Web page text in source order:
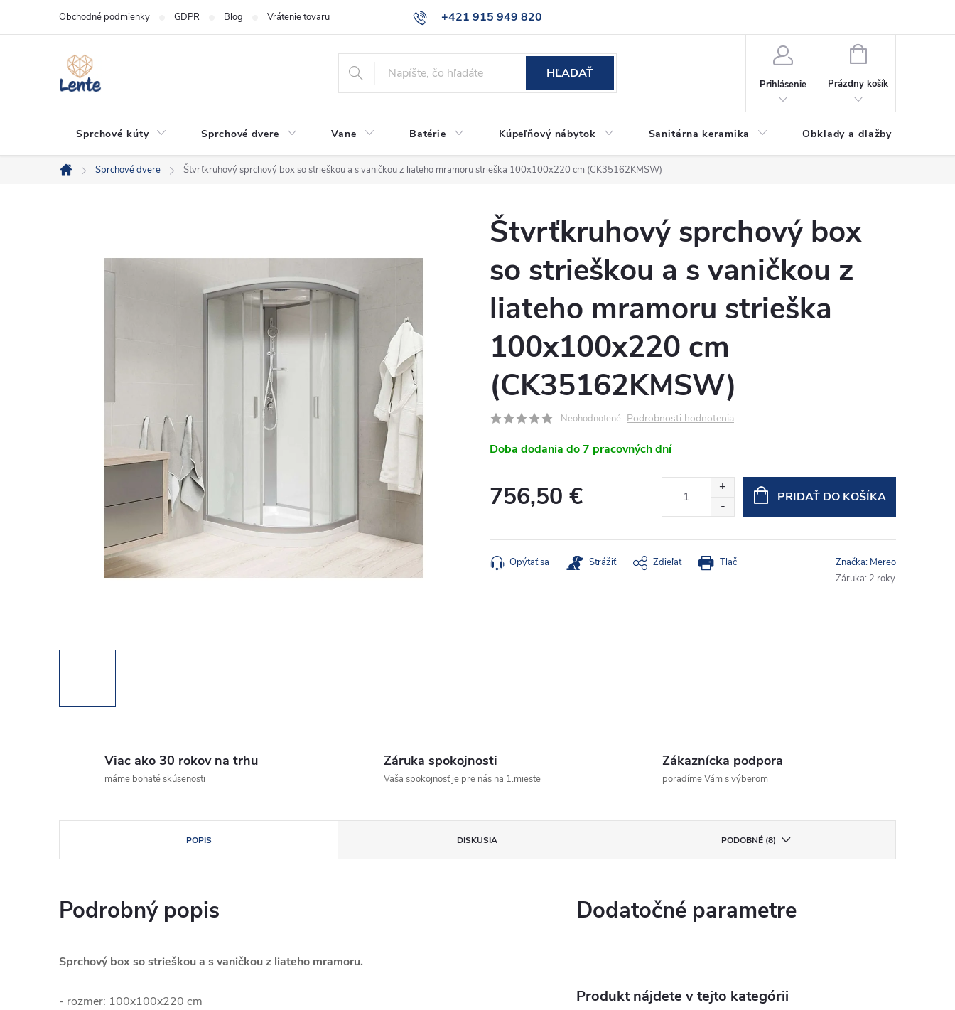
+421 915 949 820
Obchodné podmienky GDPR Blog Vrátenie tovaru
HĽADAŤ
Prihlásenie
NÁKUPNÝ
Prázdny košík
Sprchové kúty Sprchové dvere Vane Batérie Kúpeľňový nábytok Sanitárna keramika Obklady a dlažby
Domov
Sprchové dvere Štvrťkruhový sprchový box so strieškou a s vaničkou z liateho mramoru strieška 100x100x220 cm (CK35162KMSW)
Štvrťkruhový sprchový box
so strieškou a s vaničkou z
liateho mramoru strieška
100x100x220 cm
(CK35162KMSW)
Neohodnotené Podrobnosti hodnotenia
Doba dodania do 7 pracovných dní
756,50 € PRIDAŤ DO KOŠÍKA
Tlač
Opýtať sa Strážiť Zdieľať Značka: Mereo
Záruka: 2 roky
Viac ako 30 rokov na trhu
máme bohaté skúsenosti
Záruka spokojnosti
Vaša spokojnosť je pre nás na 1.mieste
Zákaznícka podpora
poradíme Vám s výberom
POPIS DISKUSIA PODOBNÉ (8)
Podrobný popis
Sprchový box so strieškou a s vaničkou z liateho mramoru.
- rozmer: 100x100x220 cm
Dodatočné parametre
Produkt nájdete v tejto kategórii